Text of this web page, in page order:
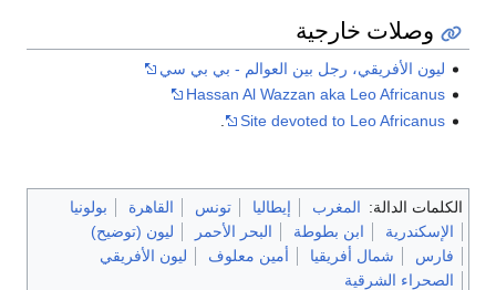
وصلات خارجية
ليون الأفريقي، رجل بين العوالم - بي بي سي
Hassan Al Wazzan aka Leo Africanus
Site devoted to Leo Africanus
الكلمات الدالة: المغرب إيطاليا تونس القاهرة
بولونيا
الإسكندرية
ابن بطوطة البحر الأحمر
ليون (توضيح)
فارس
شمال أفريقيا أمين معلوف
ليون الأفريقي
الصحراء الشرقية